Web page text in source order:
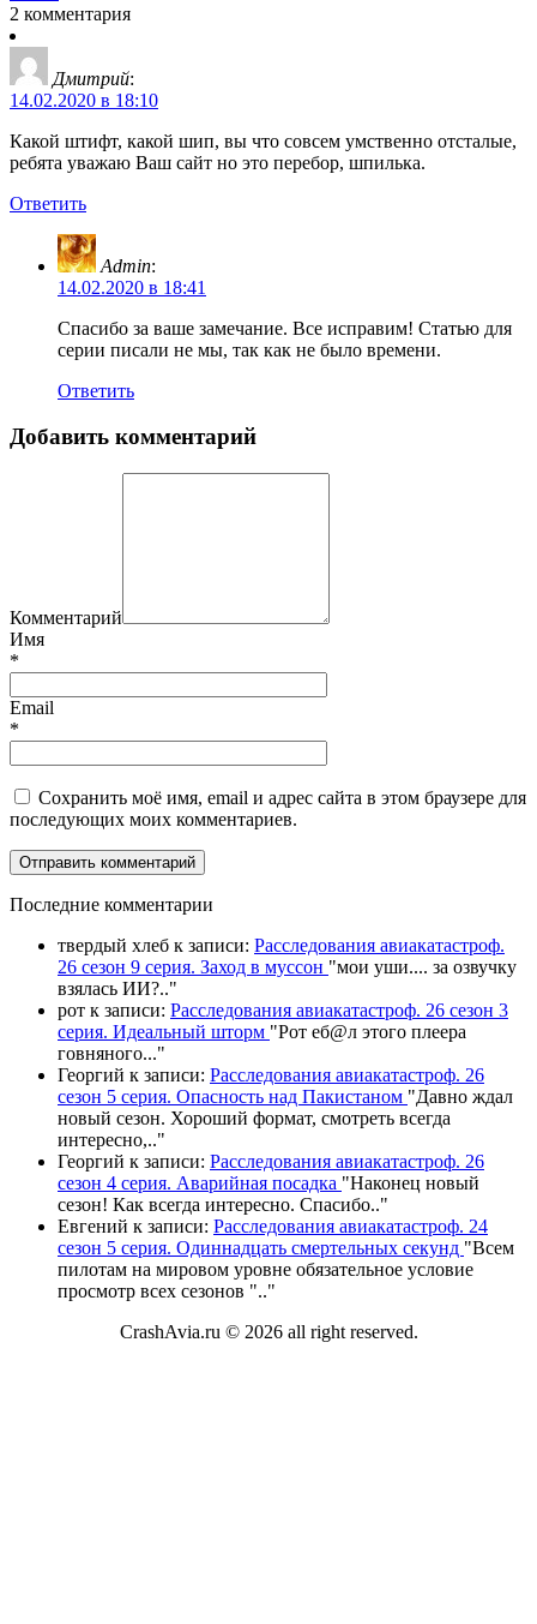
2 комментария
Дмитрий:
14.02.2020 в 18:10
Какой штифт, какой шип, вы что совсем умственно отсталые,
ребята уважаю Ваш сайт но это перебор, шпилька.
Ответить
Admin:
14.02.2020 в 18:41
Спасибо за ваше замечание. Все исправим! Статью для
серии писали не мы, так как не было времени.
Ответить
Добавить комментарий
Комментарий
Имя
*
Email
*
Сохранить моё имя, email и адрес сайта в этом браузере для
последующих моих комментариев.
Последние комментарии
твердый хлеб к записи: Расследования авиакатастроф.
26 сезон 9 серия. Заход в муссон "мои уши.... за озвучку
взялась ИИ?.."
рот к записи: Расследования авиакатастроф. 26 сезон 3
серия. Идеальный шторм "Рот еб@л этого плеера
говняного..."
Георгий к записи: Расследования авиакатастроф. 26
сезон 5 серия. Опасность над Пакистаном "Давно ждал
новый сезон. Хороший формат, смотреть всегда
интересно,.."
Георгий к записи: Расследования авиакатастроф. 26
сезон 4 серия. Аварийная посадка "Наконец новый
сезон! Как всегда интересно. Спасибо.."
Евгений к записи: Расследования авиакатастроф. 24
сезон 5 серия. Одиннадцать смертельных секунд "Всем
пилотам на мировом уровне обязательное условие
просмотр всех сезонов ".."
CrashAvia.ru © 2026 all right reserved.